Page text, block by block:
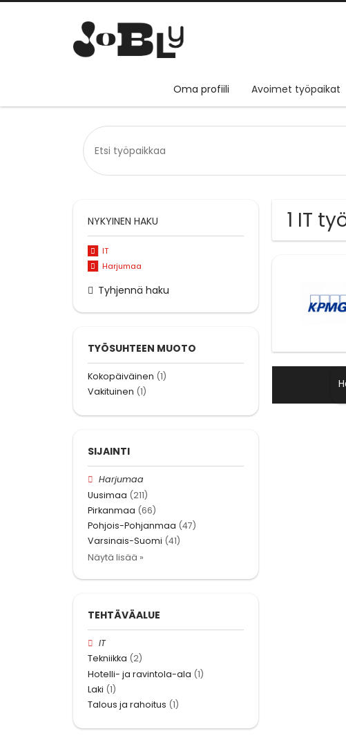
Oma profiili Avoimet työpaikat
1 IT
NYKYINEN HAKU
IT
Harjumaa
Tyhjennä haku
TYÖSUHTEEN MUOTO
Kokopäiväinen (1)
Vakituinen (1)
SIJAINTI
Harjumaa
Uusimaa (211)
Pirkanmaa (66)
Pohjois-Pohjanmaa (47)
Varsinais-Suomi (41)
Näytä lisää »
TEHTÄVÄALUE
IT
Tekniikka (2)
Hotelli- ja ravintola-ala (1)
Laki (1)
Talous ja rahoitus (1)